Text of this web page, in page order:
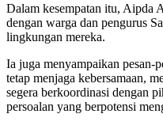
Dalam kesempatan itu, Aipda
dengan warga dan pengurus
lingkungan mereka.
Ia juga menyampaikan pesan-
tetap menjaga kebersamaan,
segera berkoordinasi dengan
persoalan yang berpotensi